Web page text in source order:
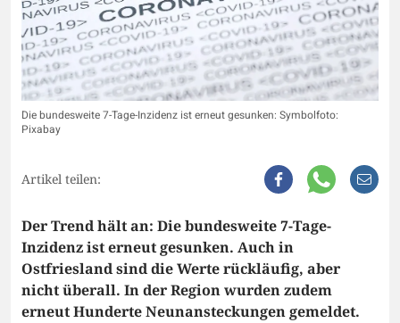
Die bundesweite 7-Tage-Inzidenz ist erneut gesunken: Symbolfoto:
Pixabay
Artikel teilen:
Der Trend hält an: Die bundesweite 7-Tage-
Inzidenz ist erneut gesunken. Auch in
Ostfriesland sind die Werte rückläufig, aber
nicht überall. In der Region wurden zudem
erneut Hunderte Neunansteckungen gemeldet.